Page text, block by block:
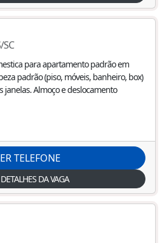
/SC
para apartamento padrão em
padrão (piso, móveis, banheiro, box)
janelas. Almoço e deslocamento
TELEFONE
DA VAGA